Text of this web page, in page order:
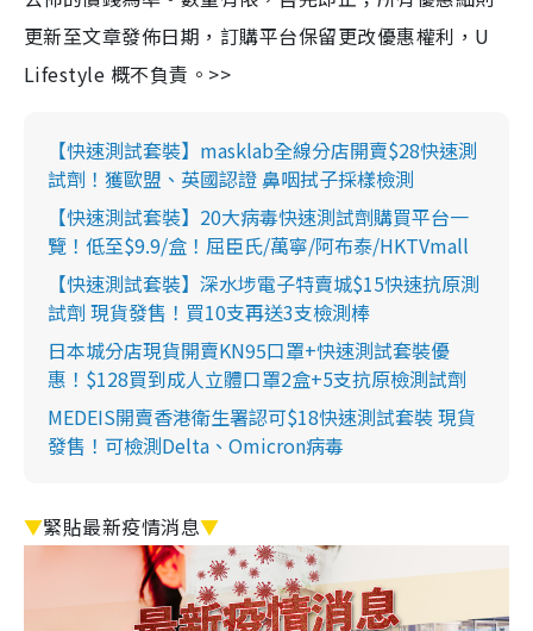
更新至文章發佈日期，訂購平台保留更改優惠權利，U
Lifestyle 概不負責。>>
【快速測試套裝】masklab全線分店開賣$28快速測
試劑！獲歐盟、英國認證 鼻咽拭子採樣檢測
【快速測試套裝】20大病毒快速測試劑購買平台一
覽！低至$9.9/盒！屈臣氏/萬寧/阿布泰/HKTVmall
【快速測試套裝】深水埗電子特賣城$15快速抗原測
試劑 現貨發售！買10支再送3支檢測棒
日本城分店現貨開賣KN95口罩+快速測試套裝優
惠！$128買到成人立體口罩2盒+5支抗原檢測試劑
MEDEIS開賣香港衛生署認可$18快速測試套裝 現貨
發售！可檢測Delta、Omicron病毒
▼緊貼最新疫情消息▼